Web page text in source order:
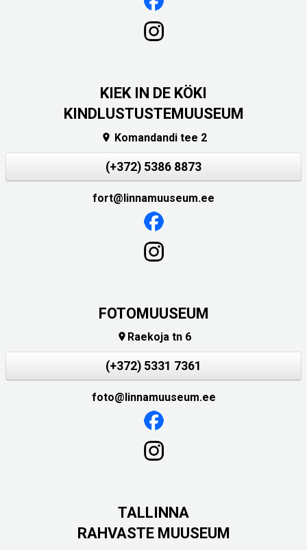
KIEK IN DE KÖKI
KINDLUSTUSTEMUUSEUM
 Komandandi tee 2
(+372) 5386 8873
fort@linnamuuseum.ee
FOTOMUUSEUM
 Raekoja tn 6
(+372) 5331 7361
foto@linnamuuseum.ee
TALLINNA
RAHVASTE MUUSEUM